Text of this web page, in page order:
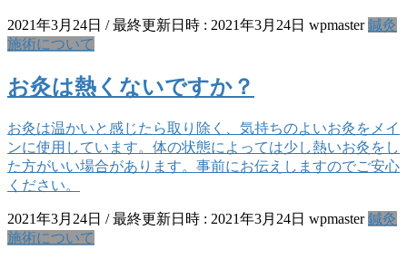
2021年3月24日 / 最終更新日時 : 2021年3月24日 wpmaster 鍼灸
施術について
お灸は熱くないですか？
お灸は温かいと感じたら取り除く、気持ちのよいお灸をメイ
ンに使用しています。体の状態によっては少し熱いお灸をし
た方がいい場合があります。事前にお伝えしますのでご安心
ください。
2021年3月24日 / 最終更新日時 : 2021年3月24日 wpmaster 鍼灸
施術について